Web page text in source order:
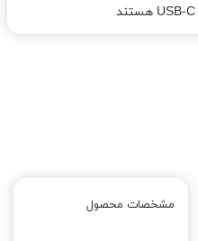
مشخصات محصول